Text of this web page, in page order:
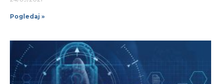
Pogledaj »